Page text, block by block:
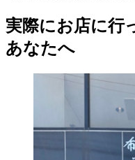
実際にお店に行
あなたへ